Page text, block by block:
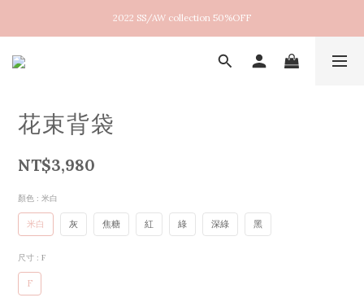
New arrival！2026SS Lucent
2022 SS/AW collection 50%OFF
New arrival！2026SS Lucent
花束背袋
NT$3,980
顏色 : 米白
米白 灰 焦糖 紅 綠 深綠 黑
尺寸 : F
F